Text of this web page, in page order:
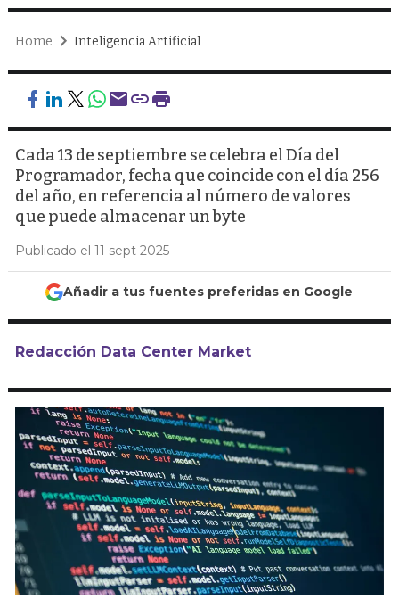
Home Inteligencia Artificial
Cada 13 de septiembre se celebra el Día del
Programador, fecha que coincide con el día 256
del año, en referencia al número de valores
que puede almacenar un byte
Publicado el 11 sept 2025
Añadir a tus fuentes preferidas en Google
Redacción Data Center Market